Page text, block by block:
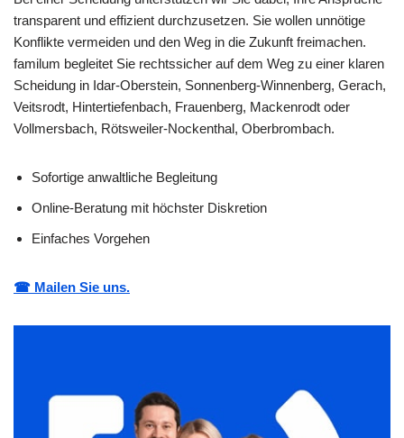
transparent und effizient durchzusetzen. Sie wollen unnötige
Konflikte vermeiden und den Weg in die Zukunft freimachen.
familum begleitet Sie rechtssicher auf dem Weg zu einer klaren
Scheidung in Idar-Oberstein, Sonnenberg-Winnenberg, Gerach,
Veitsrodt, Hintertiefenbach, Frauenberg, Mackenrodt oder
Vollmersbach, Rötsweiler-Nockenthal, Oberbrombach.
Sofortige anwaltliche Begleitung
Online-Beratung mit höchster Diskretion
Einfaches Vorgehen
☎ Mailen Sie uns.